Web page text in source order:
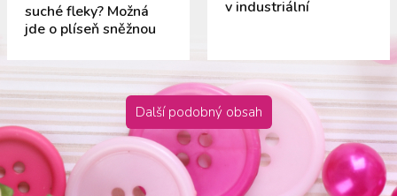
suché fleky? Možná
jde o plíseň sněžnou
v industriální
Další podobný obsah